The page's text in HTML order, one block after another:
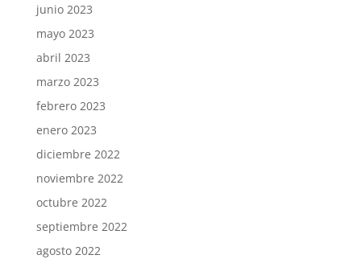
junio 2023
mayo 2023
abril 2023
marzo 2023
febrero 2023
enero 2023
diciembre 2022
noviembre 2022
octubre 2022
septiembre 2022
agosto 2022